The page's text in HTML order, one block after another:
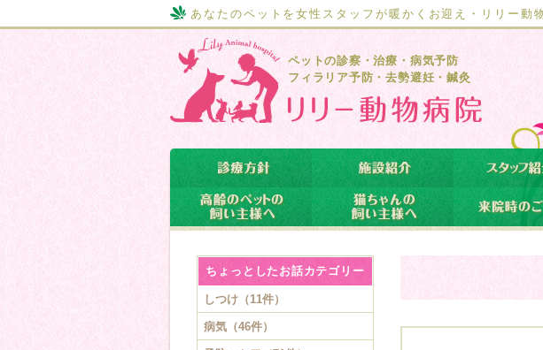
あなたのペットを女性スタッフが暖かくお迎え・リリー動
ペットの診察・治療・病気予防
フィラリア予防・去勢避妊・鍼灸
ちょっとしたお話カテゴリー
しつけ（11件）
病気（46件）